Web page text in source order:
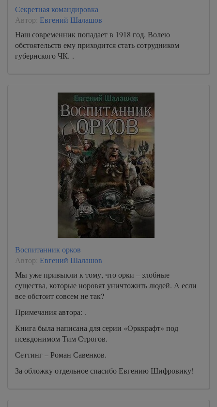
Секретная командировка
Автор: Евгений Шалашов
Наш современник попадает в 1918 год. Волею
обстоятельств ему приходится стать сотрудником
губернского ЧК. .
Воспитанник орков
Автор: Евгений Шалашов
Мы уже привыкли к тому, что орки – злобные
существа, которые норовят уничтожить людей. А если
все обстоит совсем не так?
Примечания автора: .
Книга была написана для серии «Орккрафт» под
псевдонимом Тим Строгов.
Сеттинг – Роман Савенков.
За обложку отдельное спасибо Евгению Шифровику!